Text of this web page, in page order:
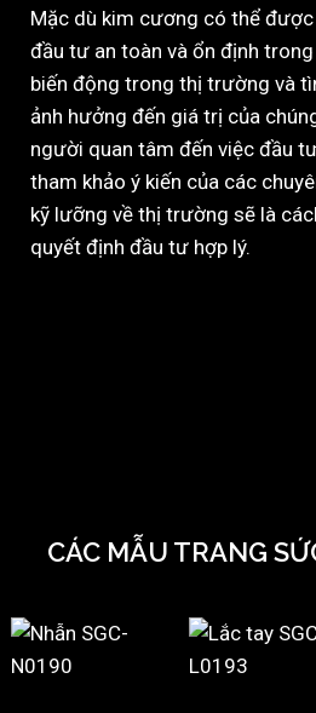
Mặc dù kim cương có thể
đầu tư an toàn và ổn định
biến động trong thị trường và
ảnh hưởng đến giá trị của
người quan tâm đến việc đầu
tham khảo ý kiến của các
kỹ lưỡng về thị trường sẽ là
quyết định đầu tư hợp lý.
CÁC MẪU TRANG